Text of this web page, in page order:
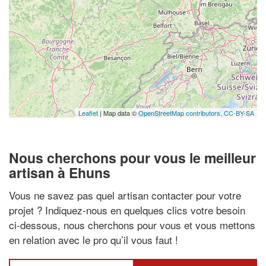
Leaflet | Map data ©OpenStreetMap contributors, CC-BY-SA
Nous cherchons pour vous le meilleur
artisan à Ehuns
Vous ne savez pas quel artisan contacter pour votre
projet ? Indiquez-nous en quelques clics votre besoin
ci-dessous, nous cherchons pour vous et vous mettons
en relation avec le pro qu’il vous faut !